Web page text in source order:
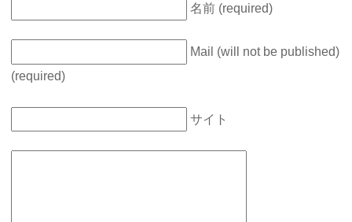
名前 (required)
Mail (will not be published)
(required)
サイト